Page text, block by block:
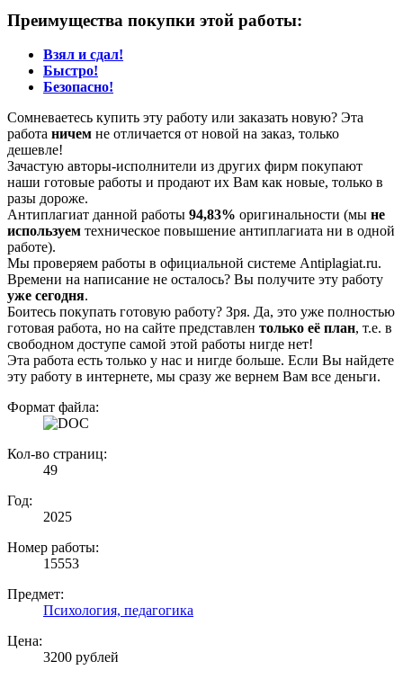
Преимущества покупки этой работы:
Взял и сдал!
Быстро!
Безопасно!
Сомневаетесь купить эту работу или заказать новую? Эта
работа ничем не отличается от новой на заказ, только
дешевле!
Зачастую авторы-исполнители из других фирм покупают
наши готовые работы и продают их Вам как новые, только в
разы дороже.
Антиплагиат данной работы 94,83% оригинальности (мы не
используем техническое повышение антиплагиата ни в одной
работе).
Мы проверяем работы в официальной системе Аntiplagiat.ru.
Времени на написание не осталось? Вы получите эту работу
уже сегодня.
Боитесь покупать готовую работу? Зря. Да, это уже полностью
готовая работа, но на сайте представлен только её план, т.е. в
свободном доступе самой этой работы нигде нет!
Эта работа есть только у нас и нигде больше. Если Вы найдете
эту работу в интернете, мы сразу же вернем Вам все деньги.
Формат файла:
Кол-во страниц:
49
Год:
2025
Номер работы:
15553
Предмет:
Психология, педагогика
Цена:
3200 рублей